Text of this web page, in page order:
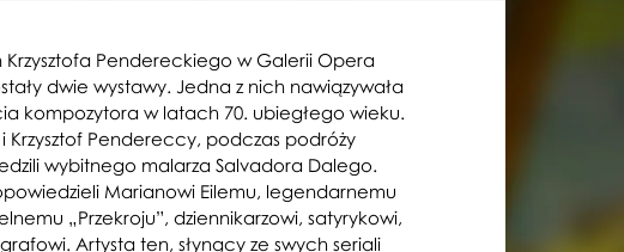
Krzysztofa Pendereckiego w Galerii Opera
dwie wystawy. Jedna z nich nawiązywała
kompozytora w latach 70. ubiegłego wieku.
Krzysztof Pendereccy, podczas podróży
wybitnego malarza Salvadora Dalego.
Marianowi Eilemu, legendarnemu
„Przekroju”, dziennikarzowi, satyrykowi,
Artysta ten, słynący ze swych seriali